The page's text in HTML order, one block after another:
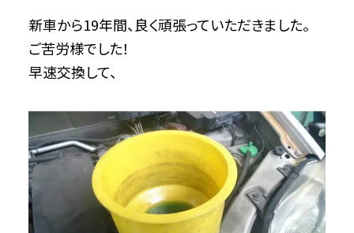
新車から19年間、良く頑張っていただきました。
ご苦労様でした！
早速交換して、